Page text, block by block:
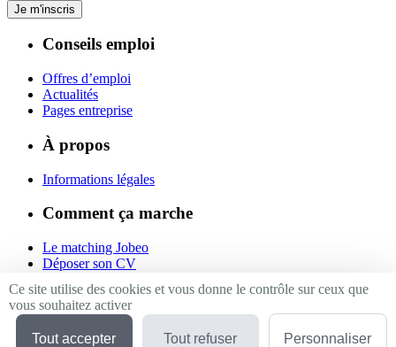
Je m'inscris
Conseils emploi
Offres d’emploi
Actualités
Pages entreprise
À propos
Informations légales
Comment ça marche
Le matching Jobeo
Déposer son CV
Suivez-nous
Ce site utilise des cookies et vous donne le contrôle sur ceux que
vous souhaitez activer
Tout accepter Tout refuser Personnaliser